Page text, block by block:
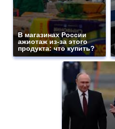
В магазинах России
ажиотаж из-за этого
продукта: что купить?